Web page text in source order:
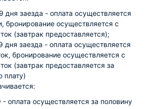
дня заезда - оплата осуществляется
бронирование осуществляется с
(завтрак предоставляется);
заезда - оплата осуществляется
бронирование осуществляется с
(завтрак предоставляется за
плату)
оплата осуществляется за половину